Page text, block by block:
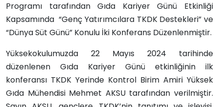
Programı tarafından Gıda Kariyer Günü Etkinliği
Kapsamında “Genç Yatırımcılara TKDK Destekleri” ve
“Dünya Süt Günü” Konulu İki Konferans Düzenlenmiştir.
Yüksekokulumuzda 22 Mayıs 2024 tarihinde
düzenlenen Gıda Kariyer Günü etkinliğinin ilk
konferansı TKDK Yerinde Kontrol Birim Amiri Yüksek
Gıda Mühendisi Mehmet AKSU tarafından verilmiştir.